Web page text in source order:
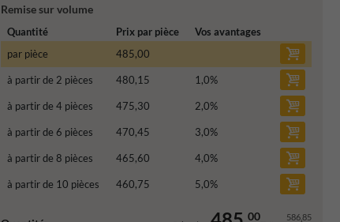
Remise sur volume
Quantité Prix par pièce
Vos avantages
par pièce
485,00
à partir de 2 pièces 480,15 1,0%
à partir de 4 pièces 475,30 2,0%
à partir de 6 pièces 470,45 3,0%
à partir de 8 pièces 465,60 4,0%
à partir de 10 pièces 460,75 5,0%
00 586,85